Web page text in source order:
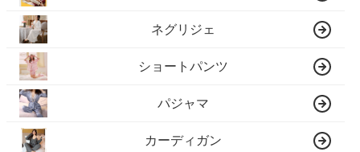
ネグリジェ
ショートパンツ
パジャマ
カーディガン